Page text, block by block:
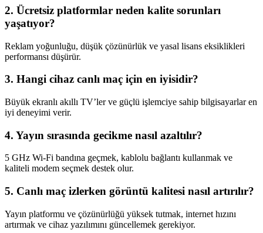
2. Ücretsiz platformlar neden kalite sorunları
yaşatıyor?
Reklam yoğunluğu, düşük çözünürlük ve yasal lisans eksiklikleri
performansı düşürür.
3. Hangi cihaz canlı maç için en iyisidir?
Büyük ekranlı akıllı TV’ler ve güçlü işlemciye sahip bilgisayarlar en
iyi deneyimi verir.
4. Yayın sırasında gecikme nasıl azaltılır?
5 GHz Wi-Fi bandına geçmek, kablolu bağlantı kullanmak ve
kaliteli modem seçmek destek olur.
5. Canlı maç izlerken görüntü kalitesi nasıl artırılır?
Yayın platformu ve çözünürlüğü yüksek tutmak, internet hızını
artırmak ve cihaz yazılımını güncellemek gerekiyor.